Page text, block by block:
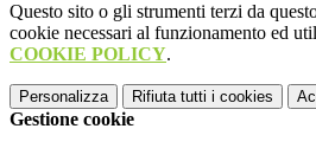
Questo sito o gli strumenti terzi da
cookie necessari al funzionamento ed
COOKIE POLICY.
Personalizza Rifiuta tutti i cookies
Gestione cookie